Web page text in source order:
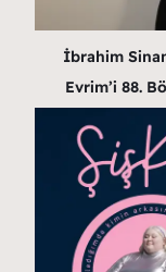
İbrahim
Evrim’i 88.